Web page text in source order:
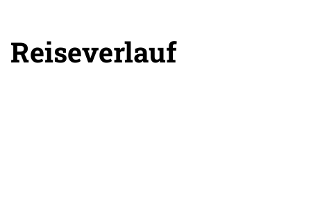
Reiseverlauf